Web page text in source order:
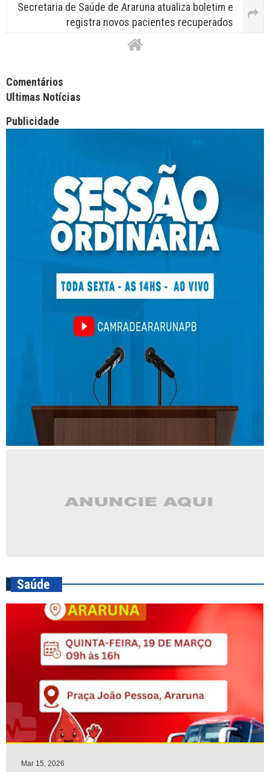
Secretaria de Saúde de Araruna atualiza boletim e
registra novos pacientes recuperados
Facebook Comments APPID
Comentários
Ultimas Notícias
Publicidade
Saúde
Mar 15, 2026